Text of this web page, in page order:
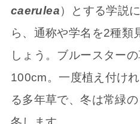
caerulea）とする学説
ら、通称や学名を2種類
しょう。ブルースター
100cm。一度植え付け
る多年草で、冬は常緑